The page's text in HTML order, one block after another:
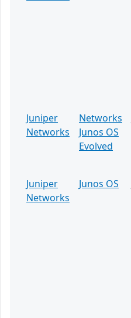
Juniper
Networks
Networks
Junos OS
Evolved
Juniper
Networks
Junos OS